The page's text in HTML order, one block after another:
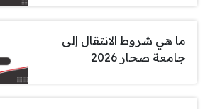
ما هي شروط الانتقال إلى
جامعة صحار 2026